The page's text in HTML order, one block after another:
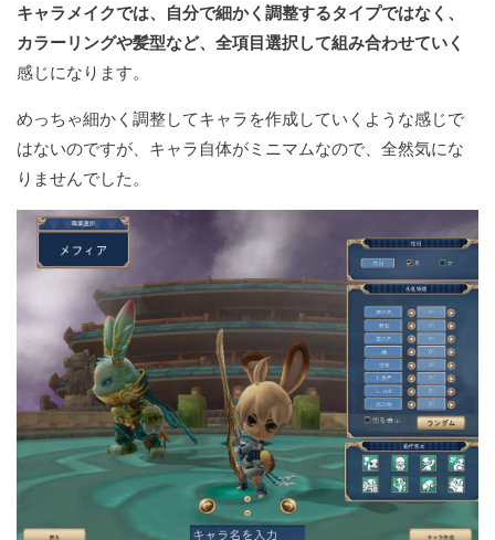
キャラメイクでは、自分で細かく調整するタイプではなく、
カラーリングや髪型など、全項目選択して組み合わせていく
感じになります。
めっちゃ細かく調整してキャラを作成していくような感じで
はないのですが、キャラ自体がミニマムなので、全然気にな
りませんでした。